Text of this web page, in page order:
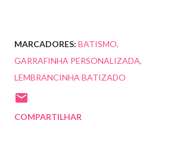
MARCADORES: BATISMO
GARRAFINHA PERSONALIZADA
LEMBRANCINHA BATIZADO
COMPARTILHAR